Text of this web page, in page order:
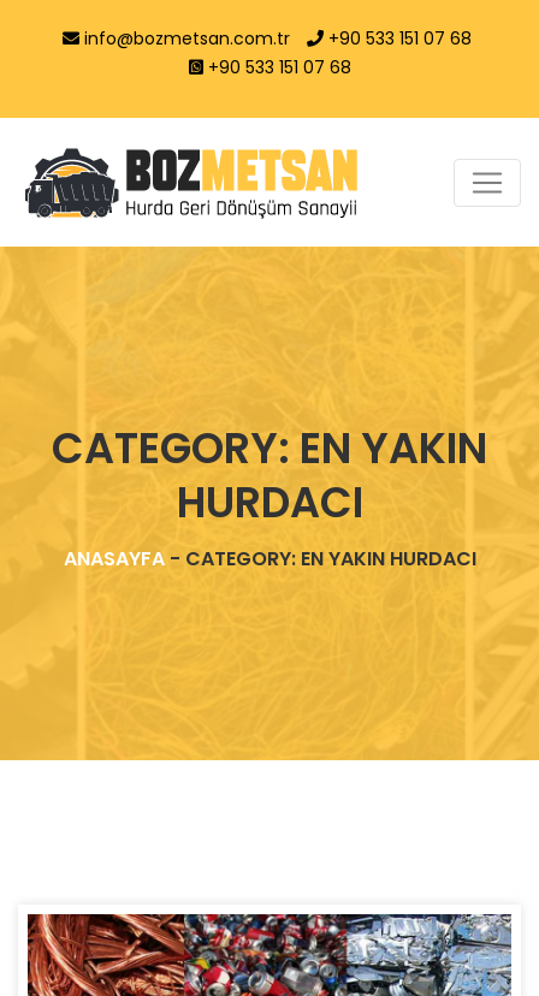
info@bozmetsan.com.tr
+90 533 151 07 68
+90 533 151 07 68
CATEGORY: EN YAKIN
HURDACI
ANASAYFA- CATEGORY: EN YAKIN HURDACI